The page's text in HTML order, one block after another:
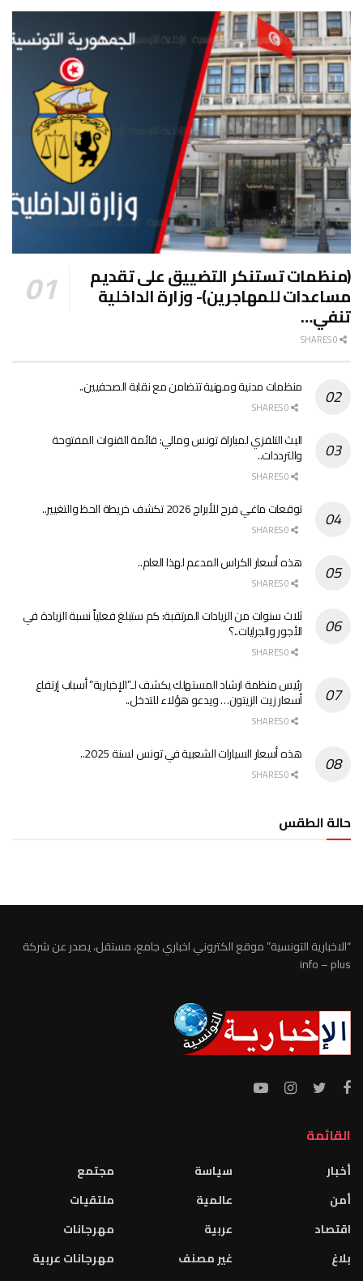
(منظمات تستنكر التضييق على تقديم
مساعدات للمهاجرين)- وزارة الداخلية
تنفي…
منظمات مدنية ومهنية تتضامن مع نقابة الصحفيين..
البث التلفزي لمباراة تونس ومالي: قائمة القنوات المفتوحة
والترددات..
توقعات ماغي فرح للأبراج 2026 تكشف خريطة الحظ والتغيير..
هذه أسعار الكراس المدعم لهذا العام..
ثلاث سنوات من الزيادات المرتقبة: كم ستبلغ فعلياً نسبة الزيادة في
الأجور والجرايات..؟
رئيس منظمة ارشاد المستهلك يكشف لـ”الإخبارية” أسباب إرتفاع
أسعار زيت الزيتون… ويدعو هؤلاء للتدخل..
هذه أسعار السيارات الشعبية في تونس لسنة 2025..
حالة الطقس
“الاخبارية التونسية” موقع الكتروني اخباري جامع، مستقل، يصدر عن شركة
info – plus
القائمة
أخبار
أمن
اقتصاد
بلاغ
سياسة
عالمية
عربية
غير مصنف
مجتمع
ملتقيات
مهرجانات
مهرجانات عربية